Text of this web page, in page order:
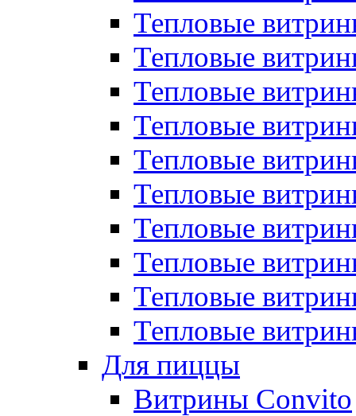
Тепловые
Тепловые
Тепловые
Тепловые
Тепловые
Тепловые
Тепловые
Тепловые
Тепловые
Тепловые
Для пиццы
Витрины Convito